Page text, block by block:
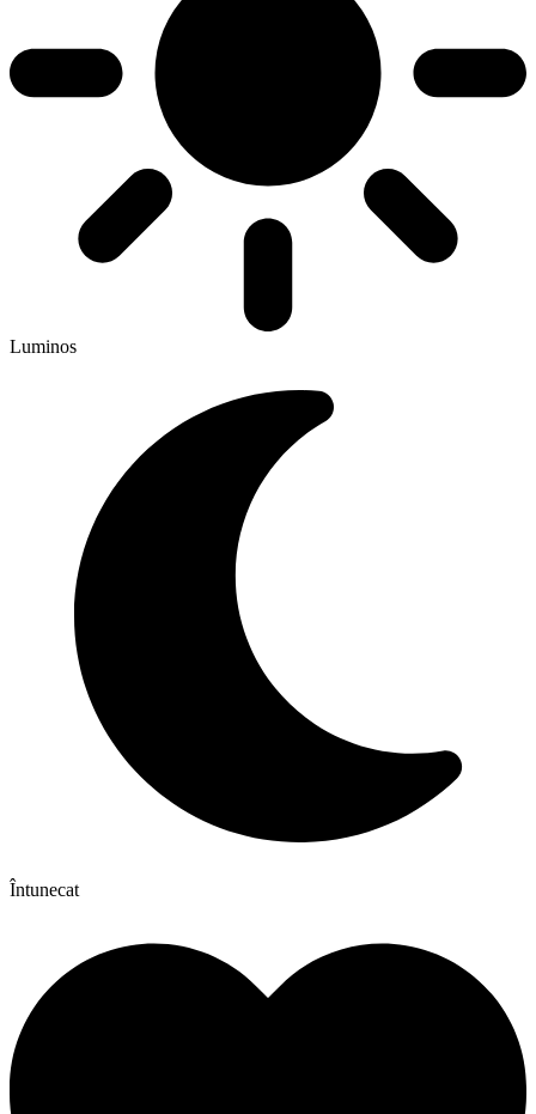
Luminos
Întunecat